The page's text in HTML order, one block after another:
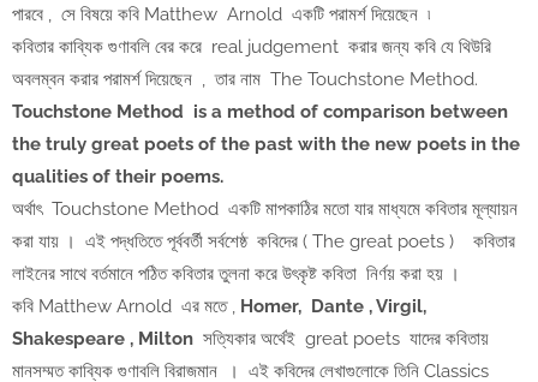
পারবে , সে বিষয়ে কবি Matthew Arnold একটি পরামর্শ দিয়েছেন ৷
কবিতার কাব্যিক গুণাবলি বের করে real judgement করার জন্য কবি যে থিউরি
অবলম্বন করার পরামর্শ দিয়েছেন , তার নাম The Touchstone Method.
Touchstone Method is a method of comparison between
the truly great poets of the past with the new poets in the
qualities of their poems.
অর্থাৎ Touchstone Method একটি মাপকাঠির মতো যার মাধ্যমে কবিতার মূল্যায়ন
করা যায় । এই পদ্ধতিতে পূর্ববর্তী সর্বশেষ্ঠ কবিদের ( The great poets ) কবিতার
লাইনের সাথে বর্তমানে পঠিত কবিতার তুলনা করে উৎকৃষ্ট কবিতা নির্ণয় করা হয় ।
কবি Matthew Arnold এর মতে , Homer, Dante , Virgil,
Shakespeare , Milton সত্যিকার অর্থেই great poets যাদের কবিতায়
মানসম্মত কাব্যিক গুণাবলি বিরাজমান । এই কবিদের লেখাগুলোকে তিনি Classics